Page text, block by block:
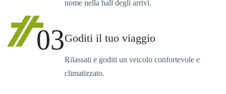
nome nella hall degli arrivi.
03Goditi il tuo viaggio
Rilassati e goditi un veicolo confortevole e
climatizzato.